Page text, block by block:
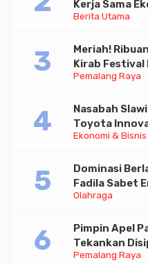
Berita Utama
Kerja Sama
Triliun
Pemalang Raya
Meriah!
Kirab Festival
Ekonomi & Bisnis
Nasabah
Toyota
Tabungan
Olahraga
Dominasi
Fadila Sabet
Taekwondo
Pemalang Raya
Pimpin Apel
Tekankan
untuk